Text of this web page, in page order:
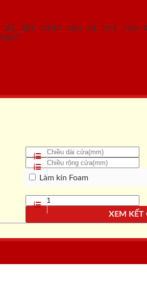
đặt mình vào vị trí của
Làm kín Foam
XEM KẾT